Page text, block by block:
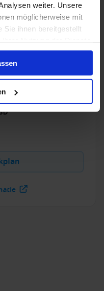
weiter. Unsere
möglicherweise mit
Sie ihnen bereitgestellt
wereld luxueus en